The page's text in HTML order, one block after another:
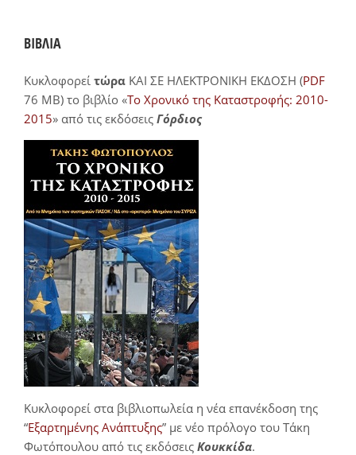
ΒΙΒΛΙΑ
Κυκλοφορεί τώρα ΚΑΙ ΣΕ ΗΛΕΚΤΡΟΝΙΚΗ ΕΚΔΟΣΗ (PDF
76 MB) το βιβλίο «Το Χρονικό της Καταστροφής: 2010-
2015» από τις εκδόσεις Γόρδιος
Κυκλοφορεί στα βιβλιοπωλεία η νέα επανέκδοση της
“Εξαρτημένης Ανάπτυξης” με νέο πρόλογο του Τάκη
Φωτόπουλου από τις εκδόσεις Κουκκίδα.